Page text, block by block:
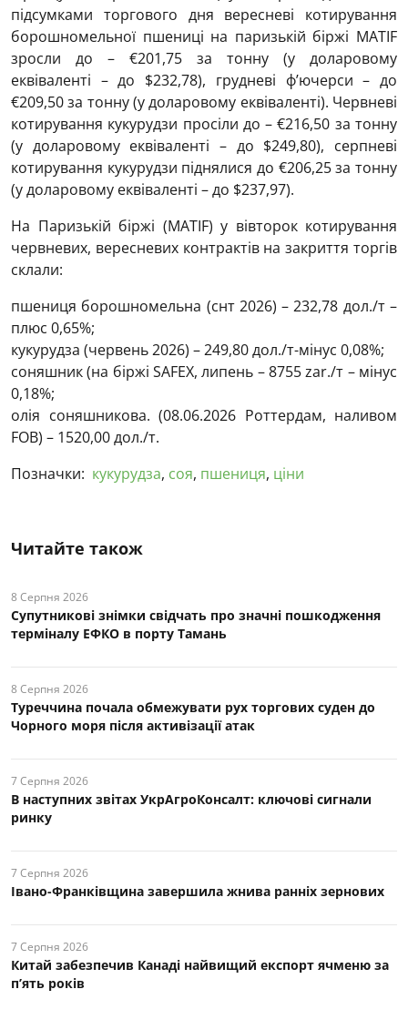
підсумками торгового дня вересневі котирування
борошномельної пшениці на паризькій біржі MATIF
зросли до – €201,75 за тонну (у доларовому
еквіваленті – до $232,78), грудневі ф’ючерси – до
€209,50 за тонну (у доларовому еквіваленті). Червневі
котирування кукурудзи просіли до – €216,50 за тонну
(у доларовому еквіваленті – до $249,80), серпневі
котирування кукурудзи піднялися до €206,25 за тонну
(у доларовому еквіваленті – до $237,97).
На Паризькій біржі (МАTIF) у вівторок котирування
червневих, вересневих контрактів на закриття торгів
склали:
пшениця борошномельна (снт 2026) – 232,78 дол./т –
плюс 0,65%;
кукурудза (червень 2026) – 249,80 дол./т-мінус 0,08%;
соняшник (на біржі SAFEX, липень – 8755 zar./т – мінус
0,18%;
олія соняшникова. (08.06.2026 Роттердам, наливом
FOB) – 1520,00 дол./т.
Позначки: кукурудза, соя, пшениця, ціни
Читайте також
8 Серпня 2026
Супутникові знімки свідчать про значні пошкодження
терміналу ЕФКО в порту Тамань
8 Серпня 2026
Туреччина почала обмежувати рух торгових суден до
Чорного моря після активізації атак
7 Серпня 2026
В наступних звітах УкрАгроКонсалт: ключові cигнали
ринку
7 Серпня 2026
Івано-Франківщина завершила жнива ранніх зернових
7 Серпня 2026
Китай забезпечив Канаді найвищий експорт ячменю за
п’ять років